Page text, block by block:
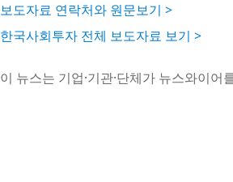
보도자료 연락처와 원문보기 >
한국사회투자 전체 보도자료 보기 >
이 뉴스는 기업·기관·단체가 뉴스와이